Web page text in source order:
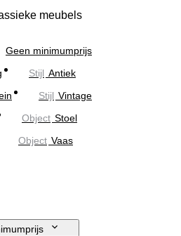
meubels
Geen minimumprijs
Stijl Antiek
Stijl Vintage
Object Stoel
Object Vaas